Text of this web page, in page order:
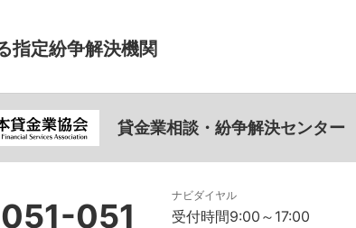
指定紛争解決機関
貸金業相談・紛争解決センター
051
ナビダイヤル
受付時間9:00～17:00